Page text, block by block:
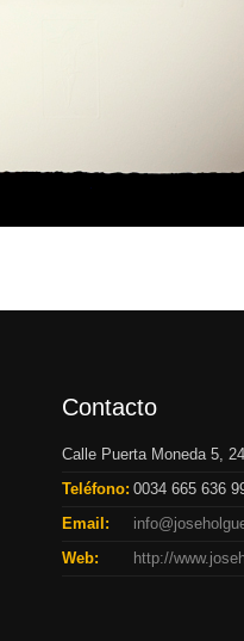
Contacto
Calle Puerta Moneda 5,
Teléfono: 0034 665 636
Email:
Web:
http://